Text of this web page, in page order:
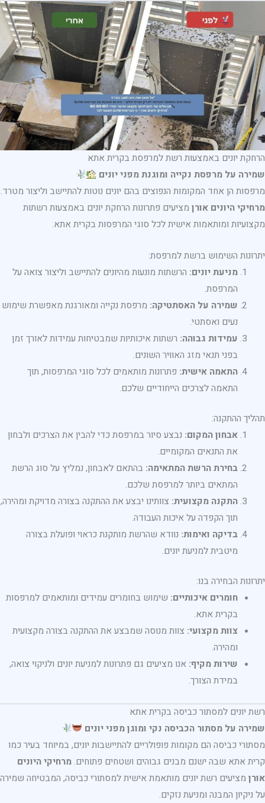
הרחקת יונים באמצעות רשת למרפסת בקרית אתא
שמירה על מרפסת נקייה ומוגנת מפני יונים
מרפסות הן אחד המקומות הנפוצים בהם יונים נוטות להתיישב וליצור מטרד.
מרחיקי היונים אורן מציעים פתרונות הרחקת יונים באמצעות רשתות
מקצועיות ומותאמות אישית לכל סוגי המרפסות בקרית אתא.
יתרונות השימוש ברשת למרפסת:
מניעת יונים: הרשתות מונעות מהיונים להתיישב וליצור צואה על
המרפסת.
שמירה על האסתטיקה: מרפסת נקייה ומאורגנת מאפשרת שימוש
נעים ואסתטי.
עמידות גבוהה: רשתות איכותיות שמבטיחות עמידות לאורך זמן
בפני תנאי מזג האוויר השונים.
התאמה אישית: פתרונות מותאמים לכל סוגי המרפסות, תוך
התאמה לצרכים הייחודיים שלכם.
תהליך ההתקנה:
אבחון המקום: נבצע סיור במרפסת כדי להבין את הצרכים ולבחון
את התנאים המקומיים.
בחירת הרשת המתאימה: בהתאם לאבחון, נמליץ על סוג הרשת
המתאים ביותר למרפסת שלכם.
התקנה מקצועית: צוותינו יבצע את ההתקנה בצורה מדויקת ומהירה,
תוך הקפדה על איכות העבודה.
בדיקה ואימות: נוודא שהרשת מותקנת כראוי ופועלת בצורה
מיטבית למניעת יונים.
יתרונות הבחירה בנו:
חומרים איכותיים: שימוש בחומרים עמידים ומותאמים למרפסות
בקרית אתא.
צוות מקצועי: צוות מנוסה שמבצע את ההתקנה בצורה מקצועית
ומהירה.
שירות מקיף: אנו מציעים גם פתרונות למניעת יונים ולניקוי צואה,
במידת הצורך.
רשת יונים למסתור כביסה בקרית אתא
שמירה על מסתור הכביסה נקי ומוגן מפני יונים
מסתורי כביסה הם מקומות פופולריים להתיישבות יונים, במיוחד בעיר כמו
קרית אתא שבה ישנם מבנים גבוהים ושטחים פתוחים. מרחיקי היונים
אורן מציעים רשת יונים מותאמת אישית למסתורי כביסה, המבטיחה שמירה
על ניקיון המבנה ומניעת נזקים.